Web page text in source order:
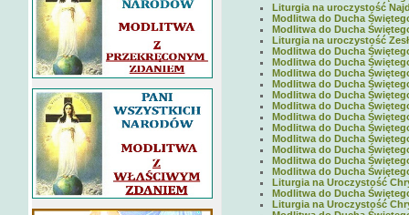
Liturgia na uroczystość
Modlitwa do Ducha
Modlitwa do Ducha
Liturgia na uroczystość
Modlitwa do Ducha
Modlitwa do Ducha
Modlitwa do Ducha
Modlitwa do Ducha
Modlitwa do Ducha
Modlitwa do Ducha
Modlitwa do Ducha
Modlitwa do Ducha
Modlitwa do Ducha
Modlitwa do Ducha
Modlitwa do Ducha
Modlitwa do Ducha
Liturgia na Uroczystość
Modlitwa do Ducha
Liturgia na Uroczystość